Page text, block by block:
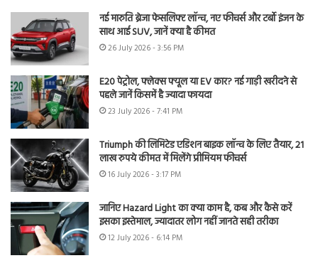
नई मारुति ब्रेजा फेसलिफ्ट लॉन्च, नए फीचर्स और टर्बो इंजन के
साथ आई SUV, जानें क्या है कीमत
26 July 2026 - 3:56 PM
E20 पेट्रोल, फ्लेक्स फ्यूल या EV कार? नई गाड़ी खरीदने से
पहले जानें किसमें है ज्यादा फायदा
23 July 2026 - 7:41 PM
Triumph की लिमिटेड एडिशन बाइक लॉन्च के लिए तैयार, 21
लाख रुपये कीमत में मिलेंगे प्रीमियम फीचर्स
16 July 2026 - 3:17 PM
जानिए Hazard Light का क्या काम है, कब और कैसे करें
इसका इस्तेमाल, ज्यादातर लोग नहीं जानते सही तरीका
12 July 2026 - 6:14 PM